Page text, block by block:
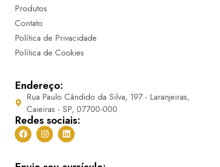
Produtos
Contato
Política de Privacidade
Política de Cookies
Endereço:
Rua Paulo Cândido da Silva, 197 - Laranjeiras,
Caieiras - SP, 07700-000
Redes sociais: